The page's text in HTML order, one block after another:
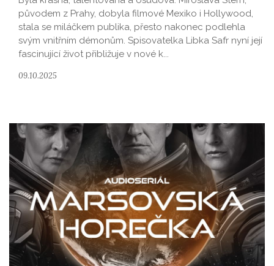
původem z Prahy, dobyla filmové Mexiko i Hollywood,
stala se miláčkem publika, přesto nakonec podlehla
svým vnitřním démonům. Spisovatelka Libka Safr nyní její
fascinující život přibližuje v nové k...
09.10.2025